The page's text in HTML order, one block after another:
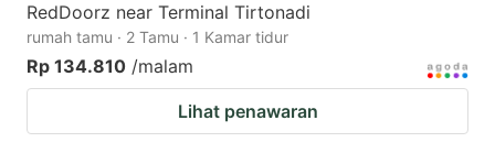
RedDoorz near Terminal Tirtonadi
rumah tamu · 2 Tamu · 1 Kamar tidur
Rp 134.810 /malam
Lihat penawaran